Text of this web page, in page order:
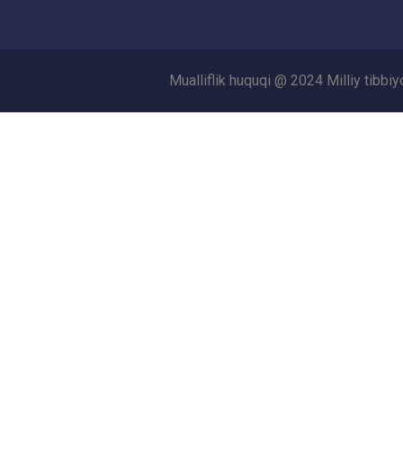
Mualliflik huquqi @ 2024 Milliy